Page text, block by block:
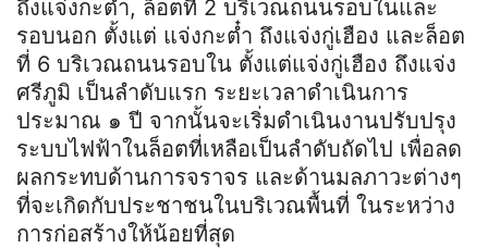
ถึงแจ่งกะต๋ำ, ล็อตที่ 2 บริเวณถนนรอบในและ
รอบนอก ตั้งแต่ แจ่งกะต๋ำ ถึงแจ่งกู่เฮือง และล็อต
ที่ 6 บริเวณถนนรอบใน ตั้งแต่แจ่งกู่เฮือง ถึงแจ่ง
ศรีภูมิ เป็นลำดับแรก ระยะเวลาดำเนินการ
ประมาณ ๑ ปี จากนั้นจะเริ่มดำเนินงานปรับปรุง
ระบบไฟฟ้าในล็อตที่เหลือเป็นลำดับถัดไป เพื่อลด
ผลกระทบด้านการจราจร และด้านมลภาวะต่างๆ
ที่จะเกิดกับประชาชนในบริเวณพื้นที่ ในระหว่าง
การก่อสร้างให้น้อยที่สุด